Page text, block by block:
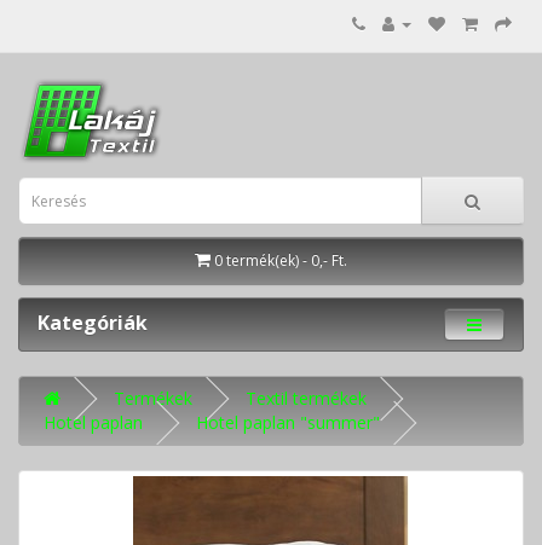
0 termék(ek) - 0,- Ft.
Kategóriák
Termékek
Textil termékek
Hotel paplan
Hotel paplan "summer"